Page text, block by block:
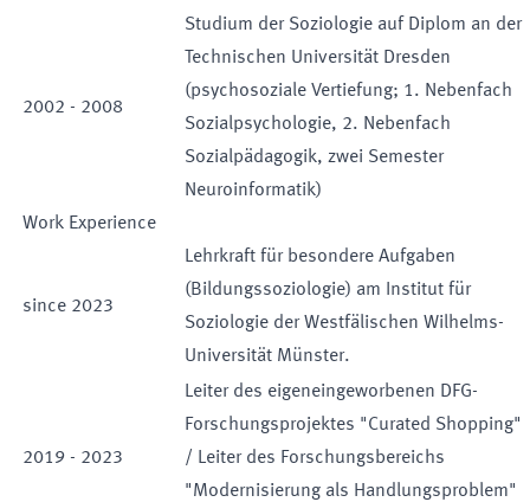
2002 - 2008
Studium der Soziologie auf Diplom an der
Technischen Universität Dresden
(psychosoziale Vertiefung; 1. Nebenfach
Sozialpsychologie, 2. Nebenfach
Sozialpädagogik, zwei Semester
Neuroinformatik)
Work Experience
since 2023
Lehrkraft für besondere Aufgaben
(Bildungssoziologie) am Institut für
Soziologie der Westfälischen Wilhelms-
Universität Münster.
2019 - 2023
Leiter des eigeneingeworbenen DFG-
Forschungsprojektes "Curated Shopping"
/ Leiter des Forschungsbereichs
"Modernisierung als Handlungsproblem"